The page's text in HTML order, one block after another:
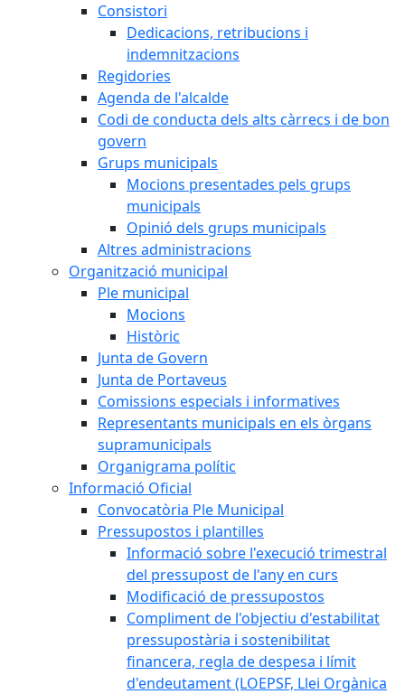
Consistori
Dedicacions, retribucions i
indemnitzacions
Regidories
Agenda de l'alcalde
Codi de conducta dels alts càrrecs i de bon
govern
Grups municipals
Mocions presentades pels grups
municipals
Opinió dels grups municipals
Altres administracions
Organització municipal
Ple municipal
Mocions
Històric
Junta de Govern
Junta de Portaveus
Comissions especials i informatives
Representants municipals en els òrgans
supramunicipals
Organigrama polític
Informació Oficial
Convocatòria Ple Municipal
Pressupostos i plantilles
Informació sobre l'execució trimestral
del pressupost de l'any en curs
Modificació de pressupostos
Compliment de l'objectiu d'estabilitat
pressupostària i sostenibilitat
financera, regla de despesa i límit
d'endeutament (LOEPSF, Llei Orgànica